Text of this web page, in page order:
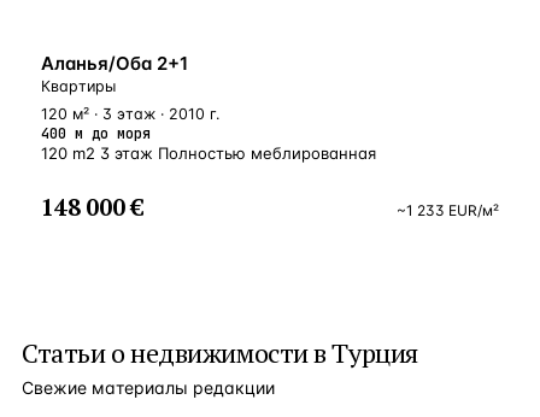
У МОРЯ
Аланья/Оба 2+1
Квартиры
120 м² · 3 этаж · 2010 г.
400 м до моря
120 m2 3 этаж Полностью меблированная
148 000 € ~1 233 EUR/м²
Статьи онедвижимости в Турция
Свежие материалы редакции